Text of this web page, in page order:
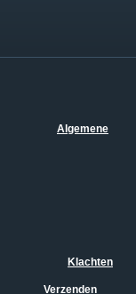
Algemene
€ 35
Klachten
Verzenden